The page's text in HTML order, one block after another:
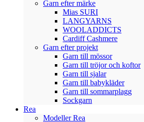
Garn efter märke
Mias SURI
LANGYARNS
WOOLADDICTS
Cardiff Cashmere
Garn efter projekt
Garn till mössor
Garn till tröjor och koftor
Garn till sjalar
Garn till babykläder
Garn till sommarplagg
Sockgarn
Rea
Modeller Rea